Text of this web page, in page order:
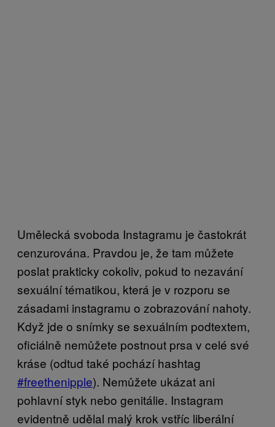
Umělecká svoboda Instagramu je častokrát
cenzurována. Pravdou je, že tam můžete
poslat prakticky cokoliv, pokud to nezavání
sexuální tématikou, která je v rozporu se
zásadami instagramu o zobrazování nahoty.
Když jde o snímky se sexuálním podtextem,
oficiálně nemůžete postnout prsa v celé své
kráse (odtud také pochází hashtag
#freethenipple). Nemůžete ukázat ani
pohlavní styk nebo genitálie. Instagram
evidentně udělal malý krok vstříc liberální